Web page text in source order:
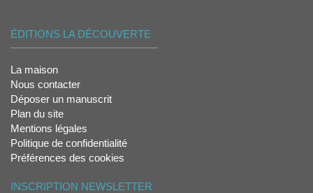
ÉDITIONS LA DÉCOUVERTE
La maison
Nous contacter
Déposer un manuscrit
Plan du site
Mentions légales
Politique de confidentialité
Préférences des cookies
INSCRIPTION NEWSLETTER